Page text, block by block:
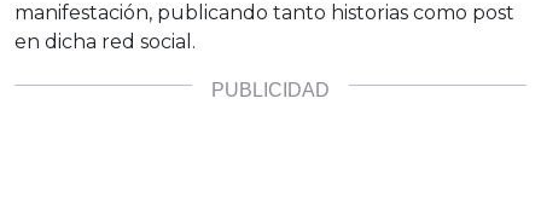
manifestación, publicando tanto historias como post
en dicha red social.